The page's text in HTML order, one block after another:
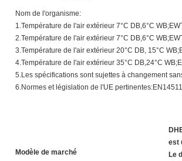
Nom de l'organisme:
1.Température de l'air extérieur 7°C DB,6°C
2.Température de l'air extérieur 7°C DB,6°C
3.Température de l'air extérieur 20°C DB, 15°C
4.Température de l'air extérieur 35°C DB,24°C
5.Les spécifications sont sujettes à changement
6.Normes et législation de l'UE
Modèle de marché
est
Le